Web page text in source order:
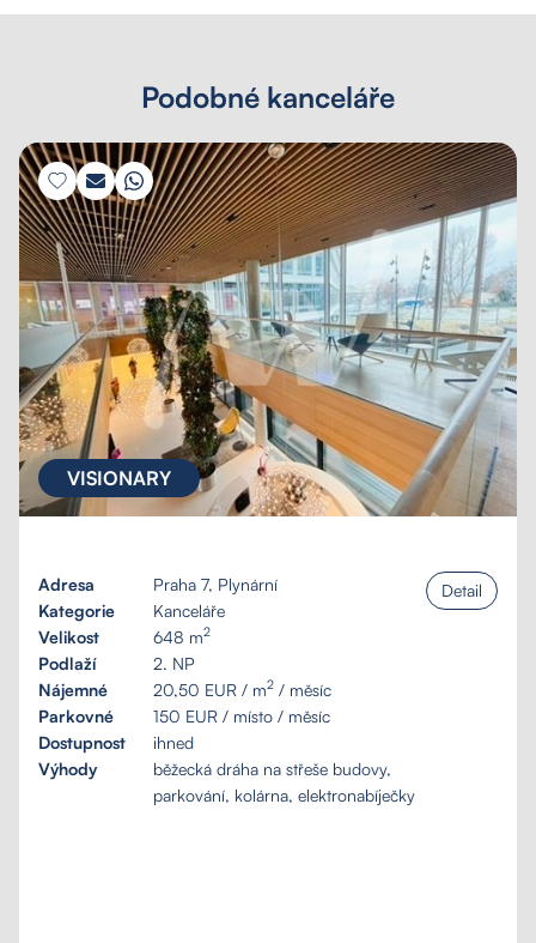
Podobné kanceláře
VISIONARY
Adresa
Praha 7, Plynární
Kategorie
Kanceláře
Velikost
648 m2
Podlaží
2. NP
Nájemné
20,50 EUR / m2 / měsíc
Parkovné
150 EUR / místo / měsíc
Dostupnost
ihned
Výhody
běžecká dráha na střeše budovy,
parkování, kolárna, elektronabíječky
Detail